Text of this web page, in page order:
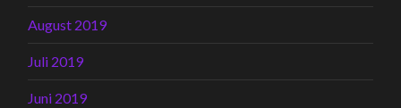
August 2019
Juli 2019
Juni 2019